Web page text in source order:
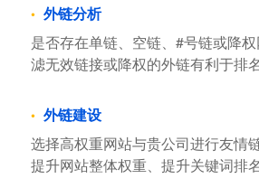
外链分析
是否存在单链、空链、#号链或降
滤无效链接或降权的外链有利于排
外链建设
选择高权重网站与贵公司进行友情
提升网站整体权重、提升关键词排